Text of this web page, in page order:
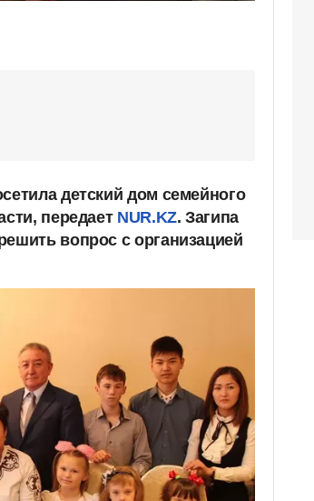
детский дом семейного
передает NUR.KZ. Загипа
вопрос с организацией